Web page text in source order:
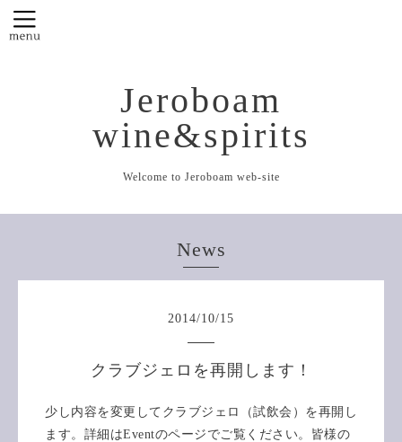
Jeroboam
wine&spirits
Welcome to Jeroboam web-site
News
2014/10/15
クラブジェロを再開します！
少し内容を変更してクラブジェロ（試飲会）を再開し
ます。詳細はEventのページでご覧ください。皆様の